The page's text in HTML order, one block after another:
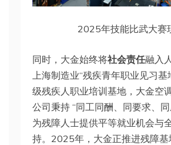
2025年技能比武大赛
同时，大金始终将社会责任融入
上海制造业“残疾青年职业见习基
级残疾人职业培训基地，大金空
公司秉持 “同工同酬、同要求、同
为残障人士提供平等就业机会与
持。2025年，大金正推进残障基